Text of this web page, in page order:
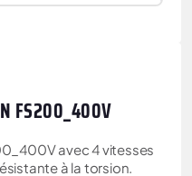
FS200_400V
avec 4 vitesses
à la torsion.